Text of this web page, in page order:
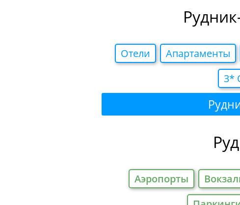
Отели Апартаменты
3*
Аэропорты